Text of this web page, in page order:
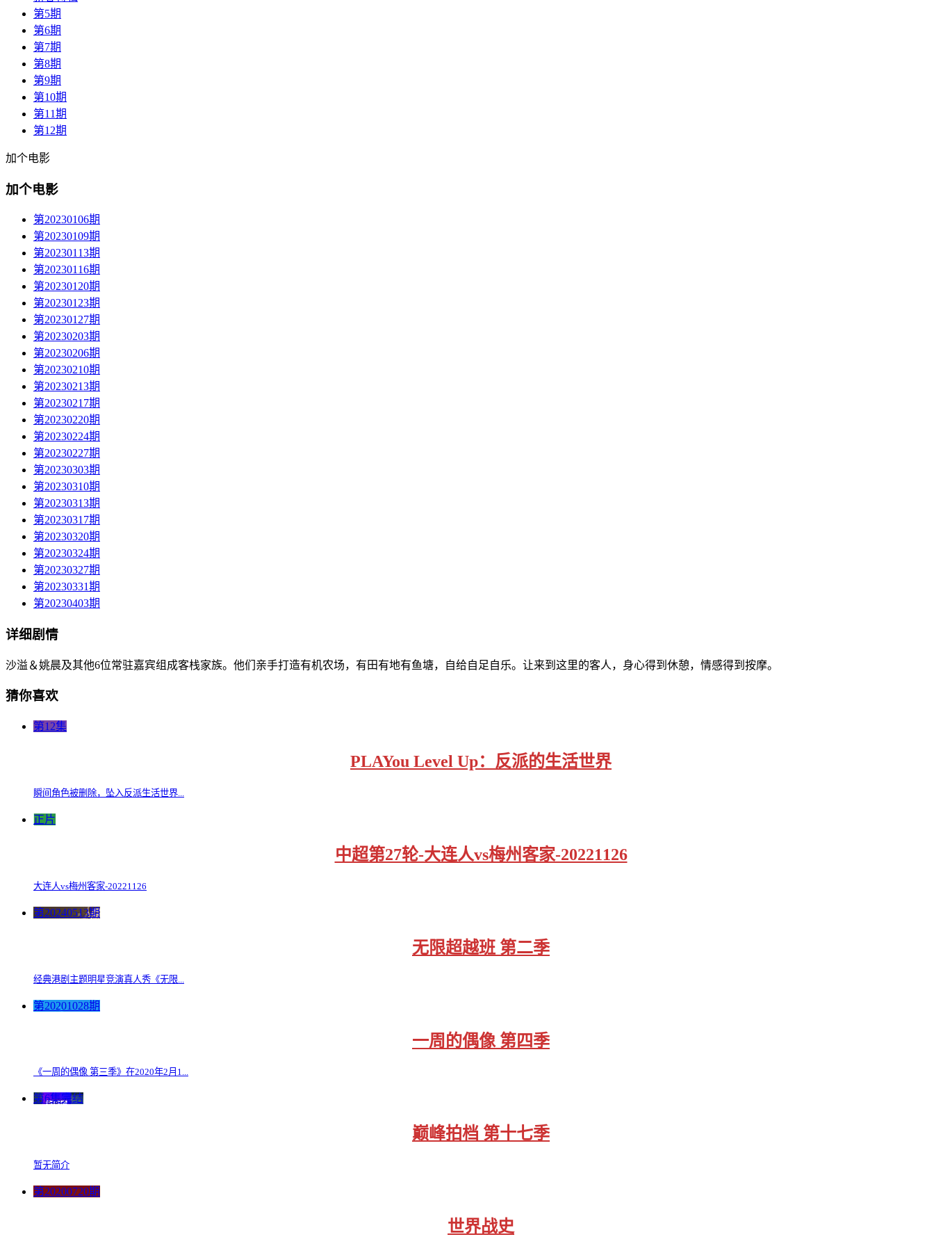
第5期
第6期
第7期
第8期
第9期
第10期
第11期
第12期
加个电影
加个电影
第20230106期
第20230109期
第20230113期
第20230116期
第20230120期
第20230123期
第20230127期
第20230203期
第20230206期
第20230210期
第20230213期
第20230217期
第20230220期
第20230224期
第20230227期
第20230303期
第20230310期
第20230313期
第20230317期
第20230320期
第20230324期
第20230327期
第20230331期
第20230403期
详细剧情
沙溢＆姚晨及其他6位常驻嘉宾组成客栈家族。他们亲手打造有机农场，有田有地有鱼塘，自给自足自乐。让来到这里的客人，身心得到休憩，情感得到按摩。
猜你喜欢
第12集
PLAYou Level Up：反派的生活世界
瞬间角色被删除，坠入反派生活世界...
正片
中超第27轮-大连人vs梅州客家-20221126
大连人vs梅州客家-20221126
第20240513期
无限超越班 第二季
经典港剧主题明星竞演真人秀《无限...
第20201028期
一周的偶像 第四季
《一周的偶像 第三季》在2020年2月1...
第6集完结
巅峰拍档 第十七季
暂无简介
第20200720期
世界战史